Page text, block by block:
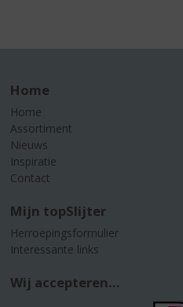
Home
Home
Assortiment
Nieuws
Inspiratie
Contact
Mijn topSlijter
Herroepingsformulier
Interessante links
Wij accepteren...